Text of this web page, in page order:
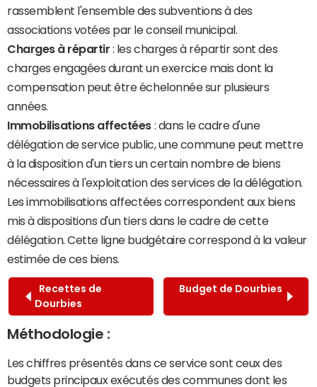
rassemblent l'ensemble des subventions à des
associations votées par le conseil municipal.
Charges à répartir : les charges à répartir sont des
charges engagées durant un exercice mais dont la
compensation peut être échelonnée sur plusieurs
années.
Immobilisations affectées : dans le cadre d'une
délégation de service public, une commune peut mettre
à la disposition d'un tiers un certain nombre de biens
nécessaires à l'exploitation des services de la délégation.
Les immobilisations affectées correspondent aux biens
mis à dispositions d'un tiers dans le cadre de cette
délégation. Cette ligne budgétaire correspond à la valeur
estimée de ces biens.
Recettes de
Dourbies
Budget de Dourbies
Méthodologie :
Les chiffres présentés dans ce service sont ceux des
budgets principaux exécutés des communes dont les